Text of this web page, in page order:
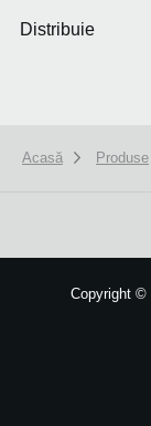
Distribuie
Acasă Produse
Copyright ©